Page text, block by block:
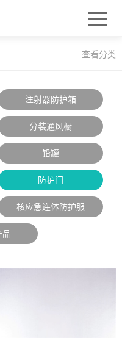
查看分类
注射器防护箱
分装通风橱
铅罐
防护门
核应急连体防护服
品 X